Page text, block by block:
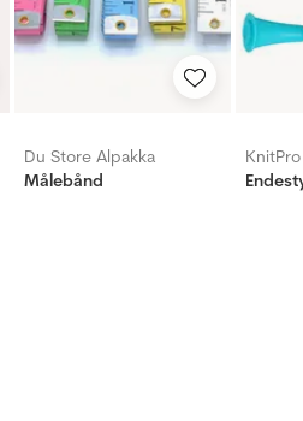
Du Store Alpakka
Målebånd
KnitPro